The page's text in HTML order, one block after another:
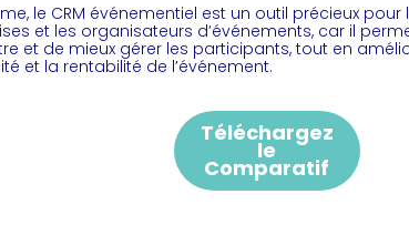
le CRM événementiel est un outil précieux pour
et les organisateurs d’événements, car il
et de mieux gérer les participants, tout en
et la rentabilité de l’événement.
Téléchargez
le
Comparatif